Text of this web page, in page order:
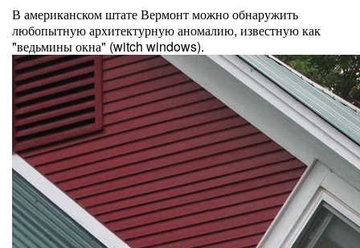
В американском штате Вермонт можно обнаружить
любопытную архитектурную аномалию, известную как
"ведьмины окна" (witch windows).